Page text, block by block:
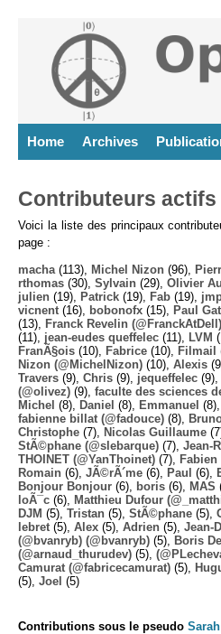
Home Archives
Contributeurs actifs
Voici la liste des principaux
page :
macha (113), Michel Nizon (96),
rthomas (30), Sylvain (29), Olivier
julien (19), Patrick (19), Fab (19),
vicnent (16), bobonofx (15), Paul
(13),
Franck Revelin (@FranckAtDell)
(11), jean-eudes queffelec (11), LVM
FranÃ§ois (10), Fabrice (10), Filmail
Nizon (@MichelNizon) (10), Alexis
Travers (9), Chris (9), jequeffelec (9),
(@olivez) (9), faculte des sciences
Michel (8), Daniel (8), Emmanuel (8),
fabienne billat (@fadouce) (8),
Christophe (7), Nicolas Guillaume
StÃ©phane (@slebarque) (7), Jean-
THOINET (@YanThoinet) (7), Fabien
Romain (6), JÃ©rÃ´me (6), Paul (6),
Bonjour Bonjour (6), boris (6), MAS
loÃ¯c (6), Matthieu Dufour
DJM (5), Tristan (5), StÃ©phane (5),
lebret (5), Alex (5), Adrien (5), Jean-
(@bvanryb) (@bvanryb) (5), Boris
(@arnaud_thurudev) (5),
Camurat (@fabricecamurat) (5),
(5), Joel (5)
Contributions sous le pseudo